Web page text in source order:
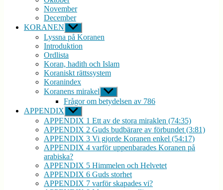
November
December
KORANEN Visa
undermeny
Lyssna på Koranen
Introduktion
Ordlista
Koran, hadith och Islam
Koraniskt rättssystem
Koranindex
Koranens mirakel Visa
undermeny
Frågor om betydelsen av 786
APPENDIX Visa
undermeny
APPENDIX 1 Ett av de stora miraklen (74:35)
APPENDIX 2 Guds budbärare av förbundet (3:81)
APPENDIX 3 Vi gjorde Koranen enkel (54:17)
APPENDIX 4 varför uppenbarades Koranen på
arabiska?
APPENDIX 5 Himmelen och Helvetet
APPENDIX 6 Guds storhet
APPENDIX 7 varför skapades vi?